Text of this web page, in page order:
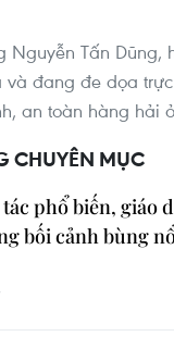
Nguyễn Tấn Dũng,
và đang đe dọa
an toàn hàng hải
CHUYÊN MỤC
phổ biến, giáo
bối cảnh bùng